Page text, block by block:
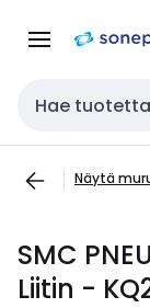
navigointiin
Haku
Näytä
SMC
Liitin -